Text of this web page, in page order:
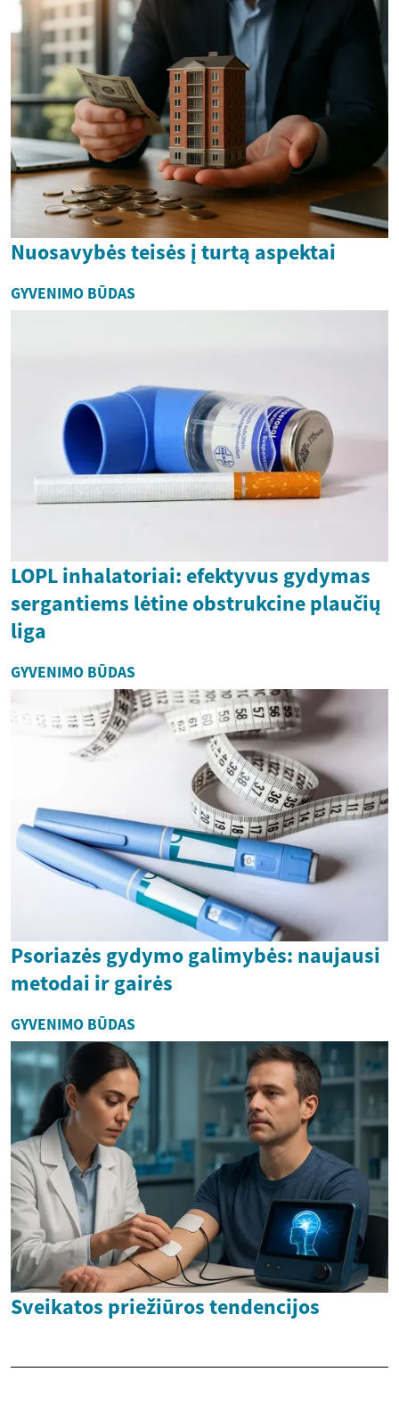
Nuosavybės teisės į turtą aspektai
GYVENIMO BŪDAS
LOPL inhalatoriai: efektyvus gydymas
sergantiems lėtine obstrukcine plaučių
liga
GYVENIMO BŪDAS
Psoriazės gydymo galimybės: naujausi
metodai ir gairės
GYVENIMO BŪDAS
Sveikatos priežiūros tendencijos